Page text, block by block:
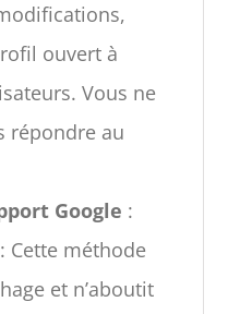
ouvert à
Vous ne
répondre au
Google :
: Cette méthode
et n’aboutit